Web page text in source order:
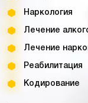
Наркология
Лечение
Лечение
Реабилитация
Кодирование